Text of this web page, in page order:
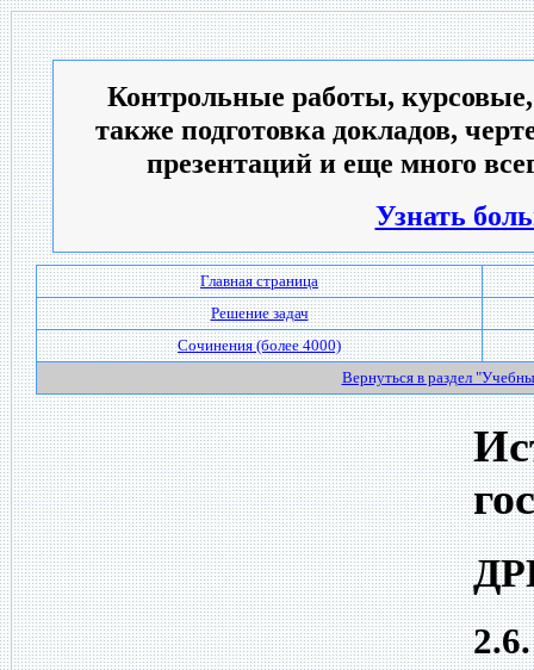
Контрольные работы,
также подготовка докладов,
презентаций и еще много
Узнать
Главная страница
Решение задач
Сочинения (более 4000)
Вернуться в раздел